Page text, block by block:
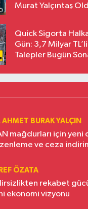
Murat Yalçıntaş
Quick Sigorta
Gün: 3,7 Milyar
Talepler Bugün
AHMET BURAK YALÇIN
mağdurları için yeni
ve ceza
ÖZATA
rekabet
ekonomi vizyonu